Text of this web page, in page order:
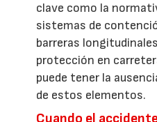
clave como la
sistemas de
barreras
protección en
puede tener la
de estos elementos.
Cuando el